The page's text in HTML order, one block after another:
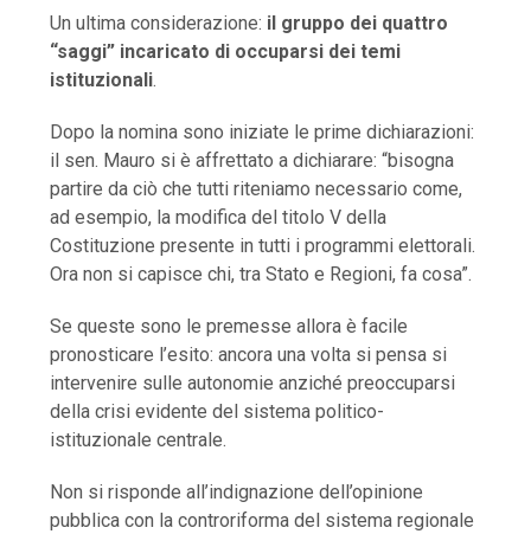
Un ultima considerazione: il gruppo dei quattro
“saggi” incaricato di occuparsi dei temi
istituzionali.
Dopo la nomina sono iniziate le prime dichiarazioni:
il sen. Mauro si è affrettato a dichiarare: “bisogna
partire da ciò che tutti riteniamo necessario come,
ad esempio, la modifica del titolo V della
Costituzione presente in tutti i programmi elettorali.
Ora non si capisce chi, tra Stato e Regioni, fa cosa”.
Se queste sono le premesse allora è facile
pronosticare l’esito: ancora una volta si pensa si
intervenire sulle autonomie anziché preoccuparsi
della crisi evidente del sistema politico-
istituzionale centrale.
Non si risponde all’indignazione dell’opinione
pubblica con la controriforma del sistema regionale